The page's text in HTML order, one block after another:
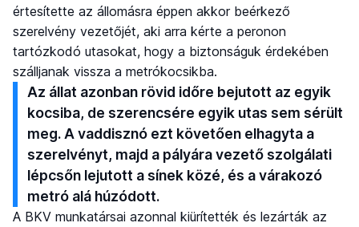
értesítette az állomásra éppen akkor beérkező
szerelvény vezetőjét, aki arra kérte a peronon
tartózkodó utasokat, hogy a biztonságuk érdekében
szálljanak vissza a metrókocsikba.
Az állat azonban rövid időre bejutott az egyik
kocsiba, de szerencsére egyik utas sem sérült
meg. A vaddisznó ezt követően elhagyta a
szerelvényt, majd a pályára vezető szolgálati
lépcsőn lejutott a sínek közé, és a várakozó
metró alá húzódott.
A BKV munkatársai azonnal kiürítették és lezárták az